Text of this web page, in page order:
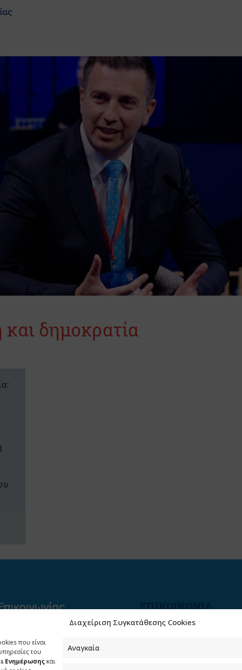
Διαχείριση Συγκατάθεσης Cookies
που είναι
του
Ενημέρωσης και
Αναγκαία
δημοκρατία
ΕΠΙΚΟΙΝΩΝΙΑ
Φραγκούδη 11 & Αλεξάνδρου